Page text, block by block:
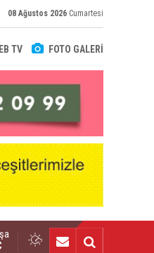
08 Ağustos 2026 Cumartesi
TV FOTO GALERİ
duyurdu